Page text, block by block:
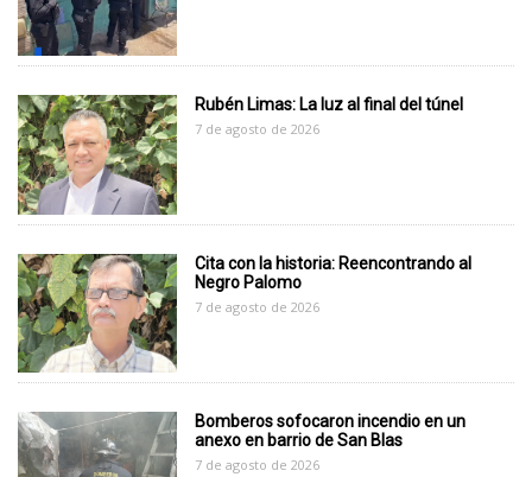
Rubén Limas: La luz al final del túnel
7 de agosto de 2026
Cita con la historia: Reencontrando al
Negro Palomo
7 de agosto de 2026
Bomberos sofocaron incendio en un
anexo en barrio de San Blas
7 de agosto de 2026